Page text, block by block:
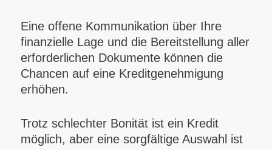
Eine offene Kommunikation über Ihre
finanzielle Lage und die Bereitstellung aller
erforderlichen Dokumente können die
Chancen auf eine Kreditgenehmigung
erhöhen.
Trotz schlechter Bonität ist ein Kredit
möglich, aber eine sorgfältige Auswahl ist